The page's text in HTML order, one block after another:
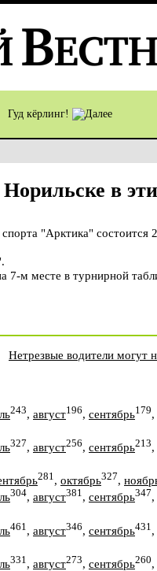
Гуд кёрлинг!
Норильске в
"Арктика" состоится
7-м месте в турнирной
Нетрезвые водители могут
243, август196, сентябрь179,
327, август256, сентябрь213,
281, октябрь327,
304, август381, сентябрь347,
461 , август346, сентябрь431 ,
331 , август273, сентябрь260,